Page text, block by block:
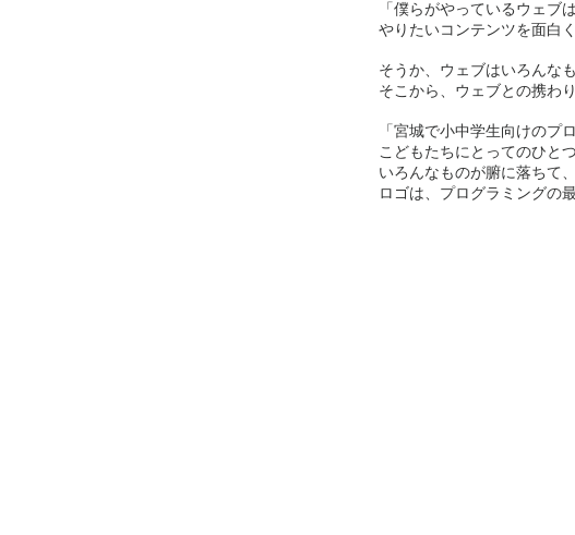
「僕らがやっているウェブ
やりたいコンテンツを面白
そうか、ウェブはいろんな
そこから、ウェブとの携わ
「宮城で小中学生向けのプ
こどもたちにとってのひと
いろんなものが腑に落ちて
ロゴは、プログラミングの